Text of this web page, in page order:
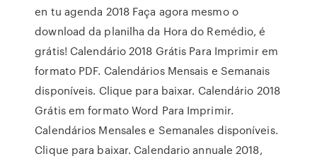
en tu agenda 2018 Faça agora mesmo o
download da planilha da Hora do Remédio, é
grátis! Calendário 2018 Grátis Para Imprimir em
formato PDF. Calendários Mensais e Semanais
disponíveis. Clique para baixar. Calendário 2018
Grátis em formato Word Para Imprimir.
Calendários Mensales e Semanales disponíveis.
Clique para baixar. Calendario annuale 2018,